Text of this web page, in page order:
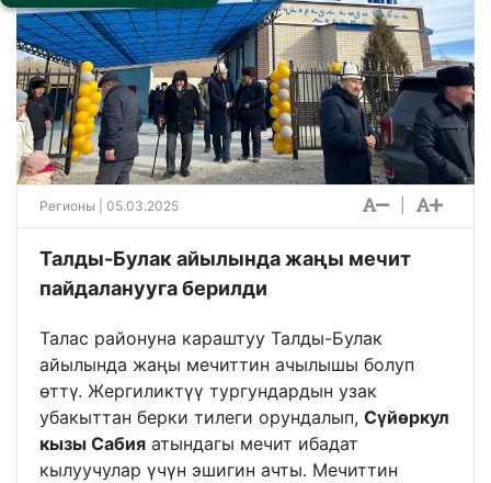
Регионы | 05.03.2025
Талды-Булак айылында жаңы мечит
пайдаланууга берилди
Талас районуна караштуу Талды-Булак
айылында жаңы мечиттин ачылышы болуп
өттү. Жергиликтүү тургундардын узак
убакыттан берки тилеги орундалып, Сүйөркул
кызы Сабия атындагы мечит ибадат
кылуучулар үчүн эшигин ачты. Мечиттин